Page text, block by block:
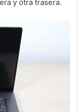
y otra trasera.